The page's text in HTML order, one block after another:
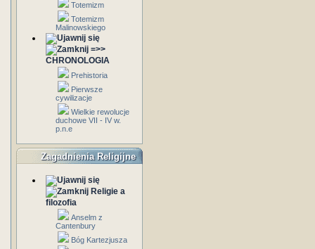
Totemizm
Totemizm
Malinowskiego
=>>
CHRONOLOGIA
Prehistoria
Pierwsze
cywilizacje
Wielkie rewolucje
duchowe VII - IV w.
p.n.e
Zagadnienia Religijne
Religie a
filozofia
Anselm z
Cantenbury
Bóg Kartezjusza